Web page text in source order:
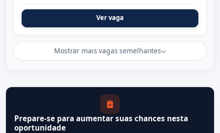
Ver vaga
Mostrar mais vagas semelhantes
Prepare-se para aumentar suas chances nesta
oportunidade